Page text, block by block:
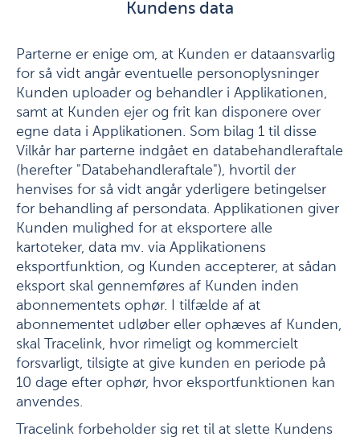
Kundens data
Parterne er enige om, at Kunden er dataansvarlig
for så vidt angår eventuelle personoplysninger
Kunden uploader og behandler i Applikationen,
samt at Kunden ejer og frit kan disponere over
egne data i Applikationen. Som bilag 1 til disse
Vilkår har parterne indgået en databehandleraftale
(herefter "Databehandleraftale"), hvortil der
henvises for så vidt angår yderligere betingelser
for behandling af persondata. Applikationen giver
Kunden mulighed for at eksportere alle
kartoteker, data mv. via Applikationens
eksportfunktion, og Kunden accepterer, at sådan
eksport skal gennemføres af Kunden inden
abonnementets ophør. I tilfælde af at
abonnementet udløber eller ophæves af Kunden,
skal Tracelink, hvor rimeligt og kommercielt
forsvarligt, tilsigte at give kunden en periode på
10 dage efter ophør, hvor eksportfunktionen kan
anvendes.
Tracelink forbeholder sig ret til at slette Kundens